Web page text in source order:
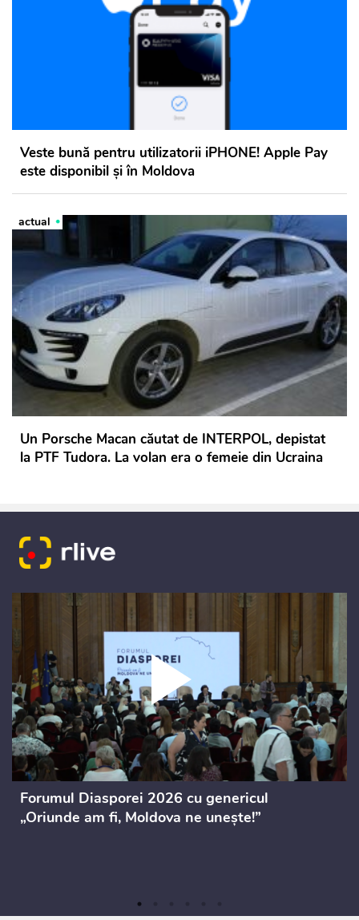
Veste bună pentru utilizatorii iPHONE! Apple Pay
este disponibil și în Moldova
actual
Un Porsche Macan căutat de INTERPOL, depistat
la PTF Tudora. La volan era o femeie din Ucraina
Forumul Diasporei 2026 cu genericul
„Oriunde am fi, Moldova ne unește!”